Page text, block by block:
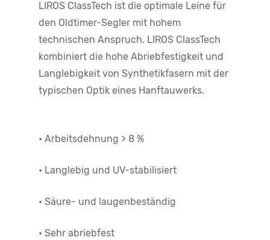
LIROS ClassTech ist die optimale Leine für
den Oldtimer-Segler mit hohem
technischen Anspruch. LIROS ClassTech
kombiniert die hohe Abriebfestigkeit und
Langlebigkeit von Synthetikfasern mit der
typischen Optik eines Hanftauwerks.
• Arbeitsdehnung > 8 %
• Langlebig und UV-stabilisiert
• Säure- und laugenbeständig
• Sehr abriebfest